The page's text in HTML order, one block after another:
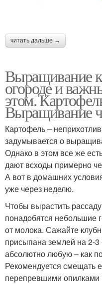
читать дальше →
Выращивание
огороде и
этом.
Выращивание
Картофель –
задумывается о
Однако в этом все же
дают всходы примерно
А вот в домашних
уже через неделю.
Чтобы вырастить
понадобятся небольшие
от молока. Сажайте
присыпана землей на 2-
абсолютно любую – как
Рекомендуется смещать
перепревшими опилками